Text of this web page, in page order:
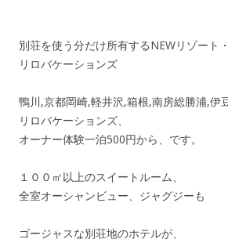
別荘を使う分だけ所有するNEWリゾート
リロバケーションズ
鴨川,京都岡崎,軽井沢,箱根,南房総勝浦,伊
リロバケーションズ、
オーナー体験一泊500円から、です。
１００㎡以上のスイートルーム、
全室オーシャンビュー、ジャグジーも
ゴージャスな別荘地のホテルが、